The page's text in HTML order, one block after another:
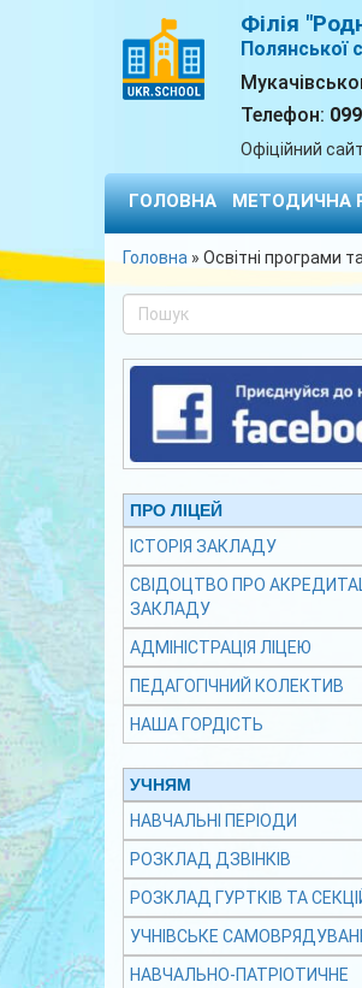
Філія
Полянської
Телефон:
Офіційний сайт
ГОЛОВНА МЕТОДИЧНА
Головна » Освітні програми
ПРО ЛІЦЕЙ
ІСТОРІЯ ЗАКЛАДУ
СВІДОЦТВО ПРО
ЗАКЛАДУ
АДМІНІСТРАЦІЯ ЛІЦЕЮ
ПЕДАГОГІЧНИЙ КОЛЕКТИВ
НАША ГОРДІСТЬ
УЧНЯМ
НАВЧАЛЬНІ ПЕРІОДИ
РОЗКЛАД ДЗВІНКІВ
РОЗКЛАД ГУРТКІВ ТА
УЧНІВСЬКЕ
НАВЧАЛЬНО-ПАТРІОТИЧНЕ